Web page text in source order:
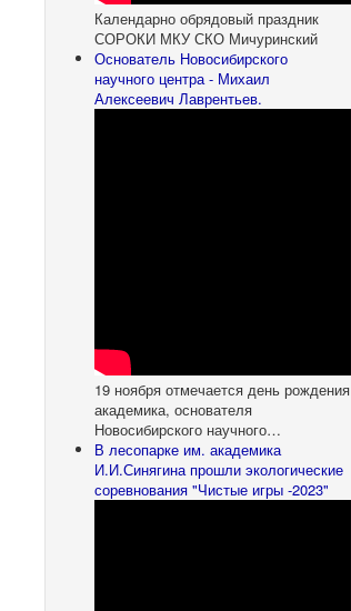
Календарно обрядовый праздник
СОРОКИ МКУ СКО Мичуринский
Основатель Новосибирского
научного центра - Михаил
Алексеевич Лаврентьев.
19 ноября отмечается день рождения
академика, основателя
Новосибирского научного…
В лесопарке им. академика
И.И.Синягина прошли экологические
соревнования "Чистые игры -2023"